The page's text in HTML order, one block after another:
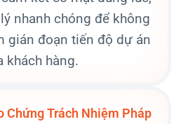
nhanh chóng để không
gián đoạn tiến độ dự án
khách hàng.
Chứng Trách Nhiệm Pháp